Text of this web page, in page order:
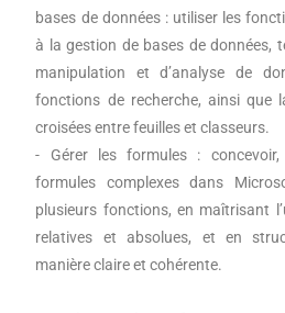
bases de données : utiliser les
à la gestion de bases de données,
manipulation et d’analyse de
fonctions de recherche, ainsi que
croisées entre feuilles et classeurs.
- Gérer les formules :
formules complexes dans
plusieurs fonctions, en maîtrisant
relatives et absolues, et en
manière claire et cohérente.